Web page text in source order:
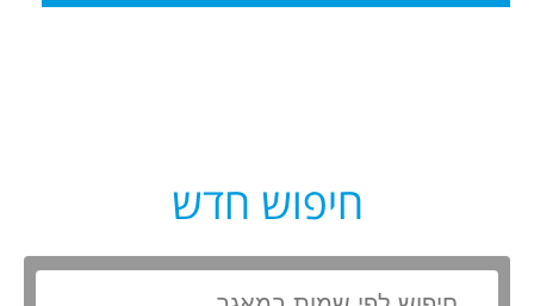
חיפוש חדש